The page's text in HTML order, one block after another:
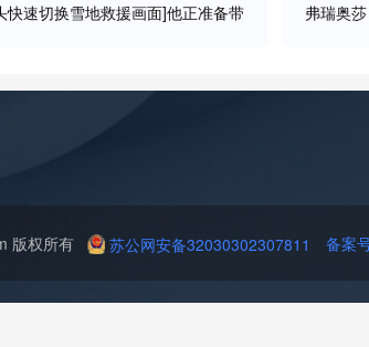
快速切换雪地救援画面]他正准备带
弗瑞奥
版权所有 苏公网安备32030302307811 备案